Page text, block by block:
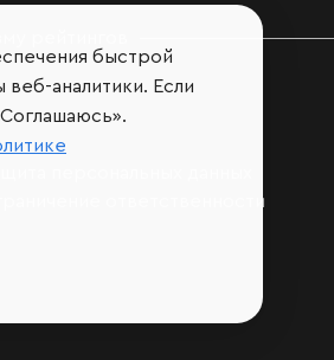
ответственности
быстрой
аналитики. Если